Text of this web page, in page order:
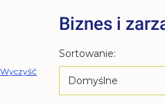
Wyczyść
Biznes i
Lista
Sortowanie:
Domyślne